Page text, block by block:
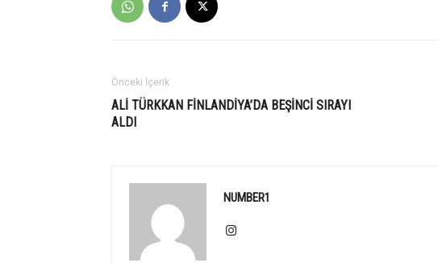
Önceki İçerik
ALİ TÜRKKAN FİNLANDİYA’DA BEŞİNCİ SIRAYI
ALDI
NUMBER1